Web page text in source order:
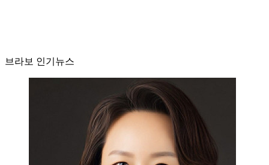
브라보 인기뉴스